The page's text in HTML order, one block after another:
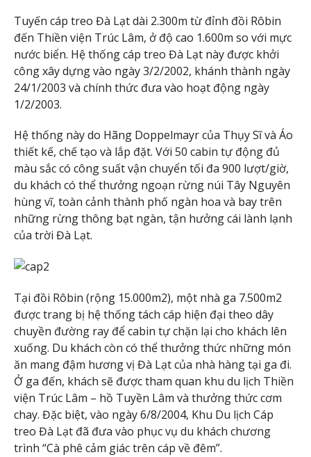
Tuyến cáp treo Đà Lạt dài 2.300m từ đỉnh đồi Rôbin
đến Thiền viện Trúc Lâm, ở độ cao 1.600m so với mực
nước biển. Hệ thống cáp treo Đà Lạt này được khởi
công xây dựng vào ngày 3/2/2002, khánh thành ngày
24/1/2003 và chính thức đưa vào hoạt động ngày
1/2/2003.
Hệ thống này do Hãng Doppelmayr của Thụy Sĩ và Áo
thiết kế, chế tạo và lắp đặt. Với 50 cabin tự động đủ
màu sắc có công suất vận chuyển tối đa 900 lượt/giờ,
du khách có thể thưởng ngoạn rừng núi Tây Nguyên
hùng vĩ, toàn cảnh thành phố ngàn hoa và bay trên
những rừng thông bạt ngàn, tận hưởng cái lành lạnh
của trời Đà Lạt.
Tại đồi Rôbin (rộng 15.000m2), một nhà ga 7.500m2
được trang bị hệ thống tách cáp hiện đại theo dây
chuyền đường ray để cabin tự chặn lại cho khách lên
xuống. Du khách còn có thể thưởng thức những món
ăn mang đậm hương vị Đà Lạt của nhà hàng tại ga đi.
Ở ga đến, khách sẽ được tham quan khu du lịch Thiền
viện Trúc Lâm – hồ Tuyền Lâm và thưởng thức cơm
chay. Đặc biệt, vào ngày 6/8/2004, Khu Du lịch Cáp
treo Đà Lạt đã đưa vào phục vụ du khách chương
trình “Cà phê cảm giác trên cáp về đêm”.